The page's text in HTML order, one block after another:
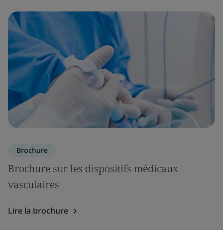
Brochure
Brochure sur les dispositifs médicaux
vasculaires
Lire la brochure